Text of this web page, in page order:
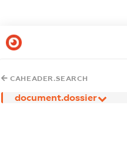
CAHEADER.SEARCH
document.dossier